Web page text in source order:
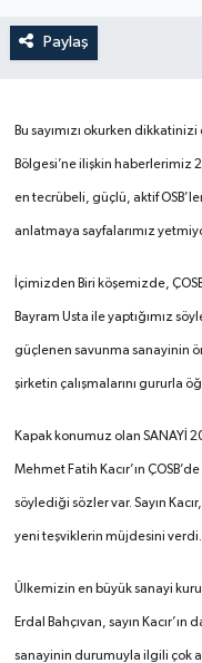
Paylaş
Bu sayımızı okurken
Bölgesi’ne ilişkin haberlerimiz
en tecrübeli, güçlü, aktif
anlatmaya sayfalarımız
İçimizden Biri köşemizde,
Bayram Usta ile yaptığımız
güçlenen savunma sanayinin
şirketin çalışmalarını gururla
Kapak konumuz olan SANAYİ
Mehmet Fatih Kacır’ın
söylediği sözler var. Sayın
yeni teşviklerin müjdesini verdi.
Ülkemizin en büyük sanayi
Erdal Bahçıvan, sayın
sanayinin durumuyla ilgili çok